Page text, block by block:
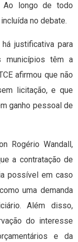
Ao longo de todo
no debate.
justificativa para
municípios têm a
afirmou que não
licitação, e que
ganho pessoal de
Rogério Wandall,
a contratação de
possível em caso
uma demanda
Além disso,
do interesse
e da